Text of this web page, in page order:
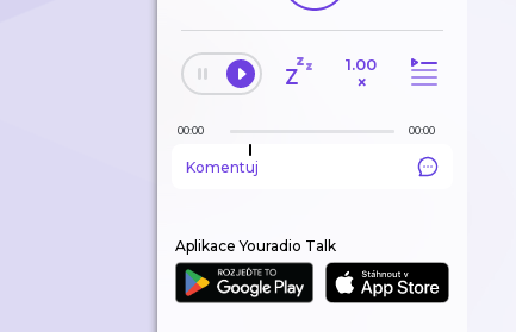
1.00
×
00:00 00:00
Komentuj
Aplikace Youradio Talk